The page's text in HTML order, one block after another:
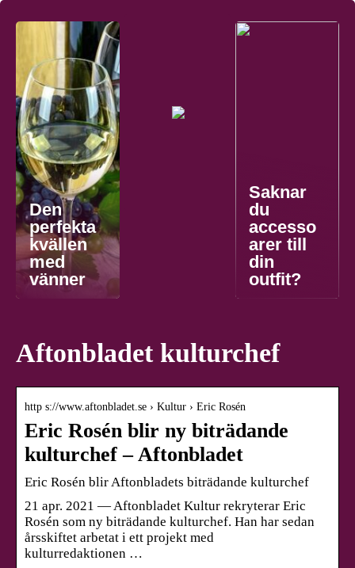
Den
perfekta
kvällen
med
vänner
Saknar
du
accesso
arer till
din
outfit?
Aftonbladet kulturchef
http s://www.aftonbladet.se › Kultur › Eric Rosén
Eric Rosén blir ny biträdande
kulturchef – Aftonbladet
Eric Rosén blir Aftonbladets biträdande kulturchef
21 apr. 2021 — Aftonbladet Kultur rekryterar Eric
Rosén som ny biträdande kulturchef. Han har sedan
årsskiftet arbetat i ett projekt med
kulturredaktionen …